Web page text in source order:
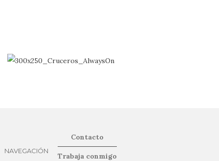
NAVEGACIÓN
Contacto
Trabaja conmigo